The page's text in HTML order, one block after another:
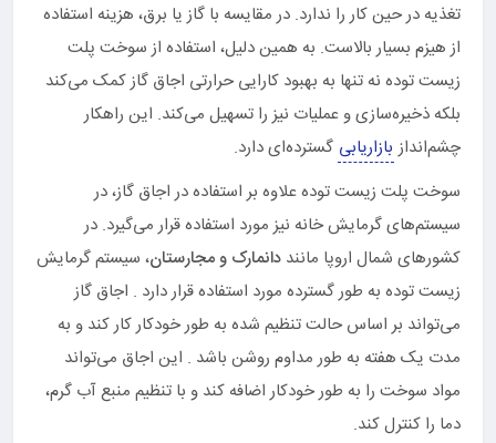
تغذیه در حین کار را ندارد. در مقایسه با گاز یا برق، هزینه استفاده
از هیزم بسیار بالاست. به همین دلیل، استفاده از سوخت پلت
زیست توده نه تنها به بهبود کارایی حرارتی اجاق گاز کمک می‌کند
بلکه ذخیره‌سازی و عملیات نیز را تسهیل می‌کند. این راهکار
چشم‌انداز بازاریابی گسترده‌ای دارد.
سوخت پلت زیست توده علاوه بر استفاده در اجاق گاز، در
سیستم‌های گرمایش خانه نیز مورد استفاده قرار می‌گیرد. در
کشورهای شمال اروپا مانند دانمارک و مجارستان، سیستم گرمایش
زیست توده به طور گسترده مورد استفاده قرار دارد . اجاق گاز
می‌تواند بر اساس حالت تنظیم شده به طور خودکار کار کند و به
مدت یک هفته به طور مداوم روشن باشد . این اجاق می‌تواند
مواد سوخت را به طور خودکار اضافه کند و با تنظیم منبع آب گرم،
دما را کنترل کند.